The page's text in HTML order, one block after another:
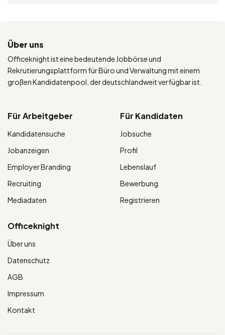
Über uns
Officeknight ist eine bedeutende Jobbörse und
Rekrutierungsplattform für Büro und Verwaltung mit einem
großen Kandidatenpool, der deutschlandweit verfügbar ist.
Für Arbeitgeber
Kandidatensuche
Jobanzeigen
Employer Branding
Recruiting
Mediadaten
Für Kandidaten
Jobsuche
Profil
Lebenslauf
Bewerbung
Registrieren
Officeknight
Über uns
Datenschutz
AGB
Impressum
Kontakt